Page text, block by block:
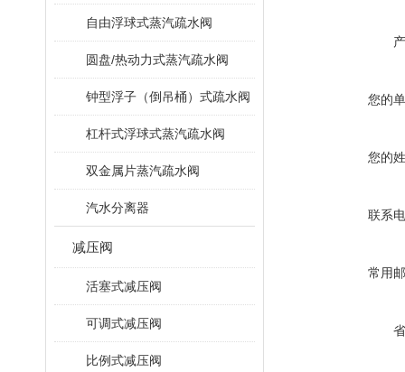
自由浮球式蒸汽疏水阀
圆盘/热动力式蒸汽疏水阀
钟型浮子（倒吊桶）式疏水阀
杠杆式浮球式蒸汽疏水阀
双金属片蒸汽疏水阀
汽水分离器
减压阀
活塞式减压阀
可调式减压阀
比例式减压阀
您的
您的
联系
常用